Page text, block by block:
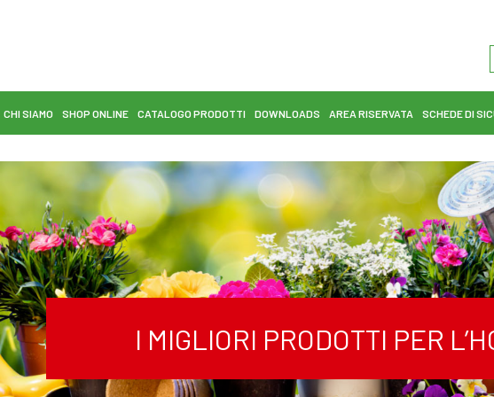
CHI SIAMO SHOP ONLINE CATALOGO PRODOTTI DOWNLOADS AREA RISERVATA SCHEDE DI
I MIGLIORI PRODOTTI PER